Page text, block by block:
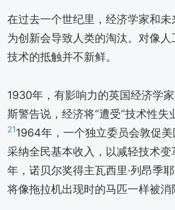
在过去一个世纪里，经济学家和未
为创新会导致人类的淘汰。对像
技术的抵触并不新鲜。
1930年，有影响力的英国经济学家
斯警告说，经济将“遭受”技术性失
211964年，一个独立委员会敦促美
采纳全民基本收入，以减轻技术变
年，诺贝尔奖得主瓦西里·列昂季
将像拖拉机出现时的马匹一样被消